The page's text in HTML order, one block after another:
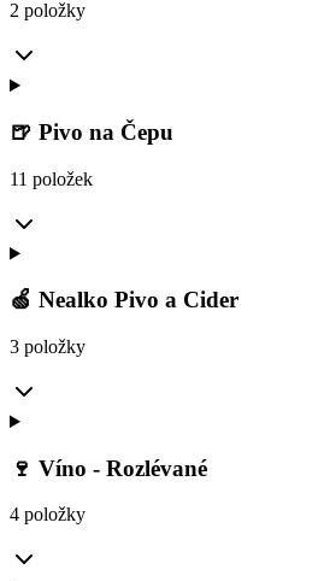
2 položky
🍺 Pivo na Čepu
11 položek
🍏 Nealko Pivo a Cider
3 položky
🍷 Víno - Rozlévané
4 položky